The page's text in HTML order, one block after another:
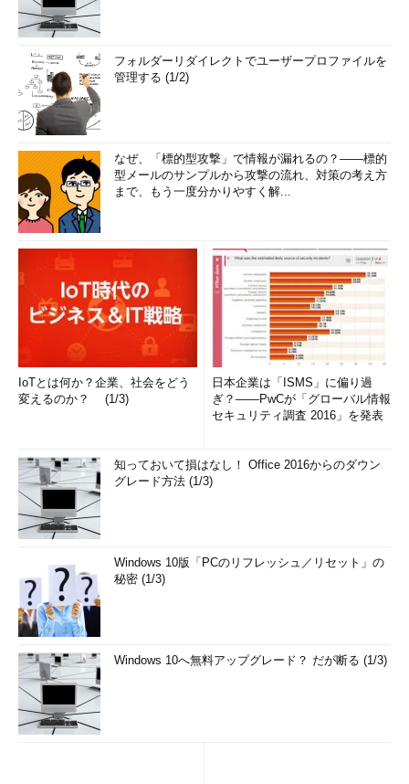
フォルダーリダイレクトでユーザープロファイルを
管理する (1/2)
なぜ、「標的型攻撃」で情報が漏れるの？――標的
型メールのサンプルから攻撃の流れ、対策の考え方
まで、もう一度分かりやすく解...
IoTとは何か？企業、社会をどう
変えるのか？ (1/3)
日本企業は「ISMS」に偏り過
ぎ？――PwCが「グローバル情報
セキュリティ調査 2016」を発表
知っておいて損はなし！ Office 2016からのダウン
グレード方法 (1/3)
Windows 10版「PCのリフレッシュ／リセット」の
秘密 (1/3)
Windows 10へ無料アップグレード？ だが断る (1/3)